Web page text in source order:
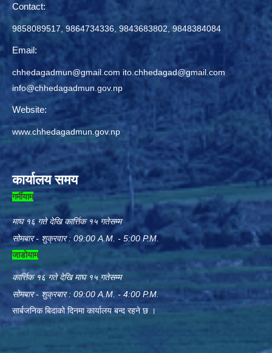
Contact:
9858089517, 9864734336, 9843683802, 9848384084
Email:
chhedagadmun@gmail.com ito.chhedagad@gmail.com
info@chhedagadmun.gov.np
Website:
www.chhedagadmun.gov.np
कार्यालय समय
गर्मीयाम
माघ १६ गते देखि कार्त्तिक १५ गतेसम्म
सोमबार - शुक्रवार : 09:00 A.M. - 5:00 P.M.
जाडोयाम
कार्त्तिक १६ गते देखि माघ १५ गतेसम्म
सोमबार - शुक्रबार : 09:00 A.M. - 4:00 P.M.
सार्बजनिक बिदाको दिनमा कार्यालय बन्द रहने छ ।